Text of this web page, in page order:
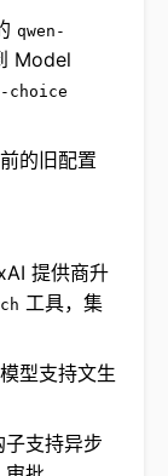
qwen-
Model
choice
的旧配置
提供商升
工具，集
模型支持文生
子支持异步